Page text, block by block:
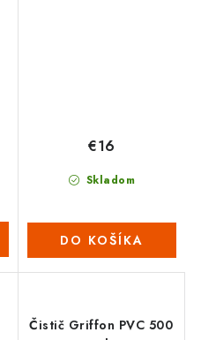
Skladom
€16
DO KOŠÍKA
Čistič Griffon PVC 500